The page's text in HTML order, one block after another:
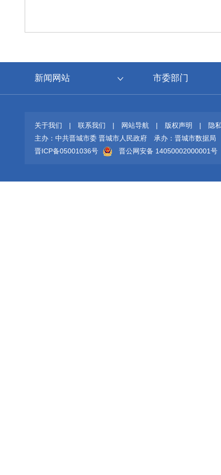
新闻网站 市委部门
关于我们 | 联系我们 | 网站导航 | 版权声明 |
隐
主办：中共晋城市委 晋城市人民政府
承办：晋城市数据局
晋ICP备05001036号
晋公网安备 14050002000001号